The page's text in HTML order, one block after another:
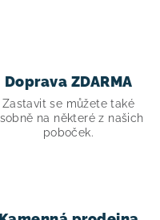
Doprava ZDARMA
Zastavit se můžete také
na některé z našich
poboček.